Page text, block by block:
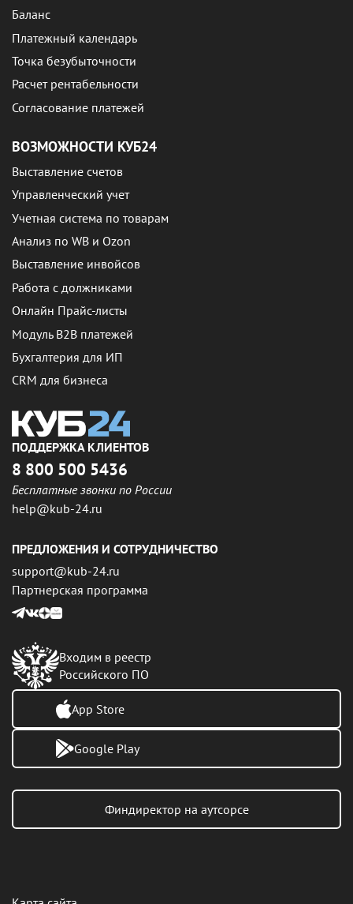
Баланс
Платежный календарь
Точка безубыточности
Расчет рентабельности
Согласование платежей
ВОЗМОЖНОСТИ КУБ24
Выставление счетов
Управленческий учет
Учетная система по товарам
Анализ по WB и Ozon
Выставление инвойсов
Работа с должниками
Онлайн Прайс-листы
Модуль B2B платежей
Бухгалтерия для ИП
CRM для бизнеса
ПОДДЕРЖКА КЛИЕНТОВ
8 800 500 5436
Бесплатные звонки по России
help@kub-24.ru
ПРЕДЛОЖЕНИЯ И СОТРУДНИЧЕСТВО
support@kub-24.ru
Партнерская программа
Входим в реестр
Российского ПО
App Store
Google Play
Финдиректор на аутсорсе